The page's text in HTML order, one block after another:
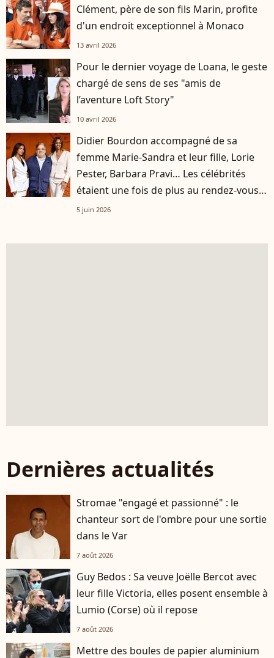
Clément, père de son fils Marin, profite
d'un endroit exceptionnel à Monaco
13 avril 2026
Pour le dernier voyage de Loana, le geste
chargé de sens de ses "amis de
l’aventure Loft Story"
10 avril 2026
Didier Bourdon accompagné de sa
femme Marie-Sandra et leur fille, Lorie
Pester, Barbara Pravi… Les célébrités
étaient une fois de plus au rendez-vous à
Roland-Garros
5 juin 2026
Dernières actualités
Stromae "engagé et passionné" : le
chanteur sort de l'ombre pour une sortie
dans le Var
7 août 2026
Guy Bedos : Sa veuve Joëlle Bercot avec
leur fille Victoria, elles posent ensemble à
Lumio (Corse) où il repose
7 août 2026
Mettre des boules de papier aluminium